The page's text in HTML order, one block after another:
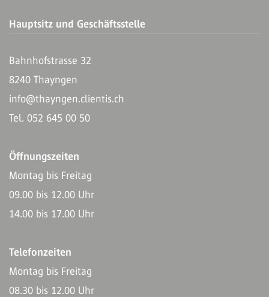
Hauptsitz und Geschäftsstelle
Bahnhofstrasse 32
8240 Thayngen
info@thayngen.clientis.ch
Tel. 052 645 00 50
Öffnungszeiten
Montag bis Freitag
09.00 bis 12.00 Uhr
14.00 bis 17.00 Uhr
Telefonzeiten
Montag bis Freitag
08.30 bis 12.00 Uhr